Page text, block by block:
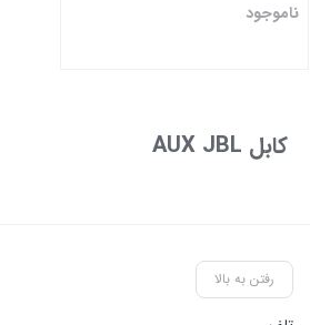
ناموجود
کابل AUX JBL
رفتن به بالا